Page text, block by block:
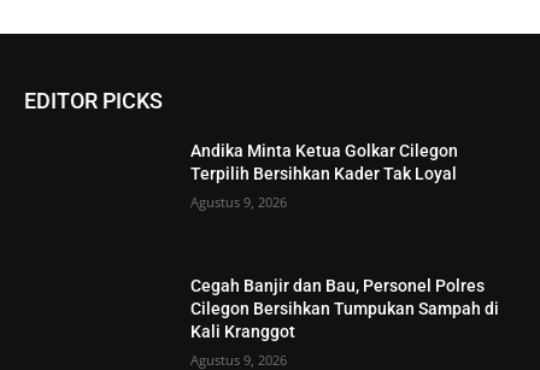
EDITOR PICKS
Andika Minta Ketua Golkar Cilegon
Terpilih Bersihkan Kader Tak Loyal
Agustus 9, 2026
Cegah Banjir dan Bau, Personel Polres
Cilegon Bersihkan Tumpukan Sampah di
Kali Kranggot
Agustus 9, 2026